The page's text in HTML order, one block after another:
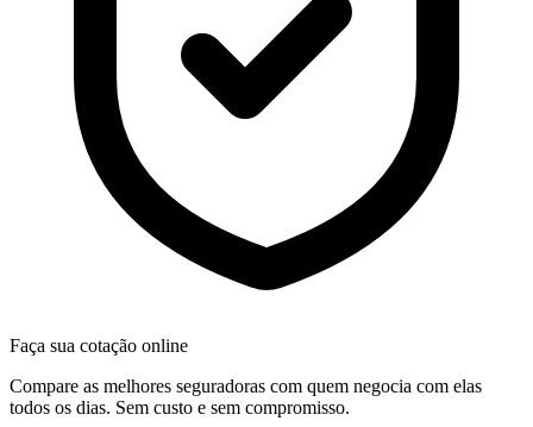
Faça sua cotação online
Compare as melhores seguradoras com quem negocia com elas
todos os dias. Sem custo e sem compromisso.